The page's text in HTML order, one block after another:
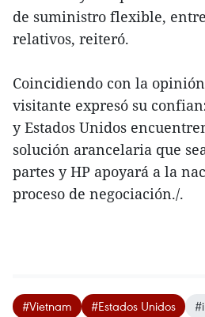
de suministro flexible,
relativos, reiteró.
Coincidiendo con la
visitante expresó su
y Estados Unidos
solución arancelaria que
partes y HP apoyará a la
proceso de negociación./.
#Vietnam #Estados Unidos